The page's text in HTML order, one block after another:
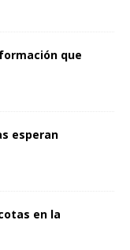
que
esperan
en la